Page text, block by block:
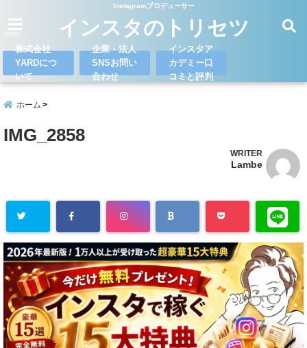
Instagramプロデューサー
インスタのトリセツ
株式会社
YARDにつ
いて
企業・法人
SNSお問い
合わせ
インスタア
カデミー口
コミと評判
ホーム
IMG_2858
WRITER
Lambe